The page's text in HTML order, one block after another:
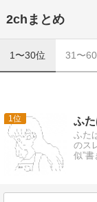
2chまとめ
1〜30位 31〜
1
ふた
のス
似”書